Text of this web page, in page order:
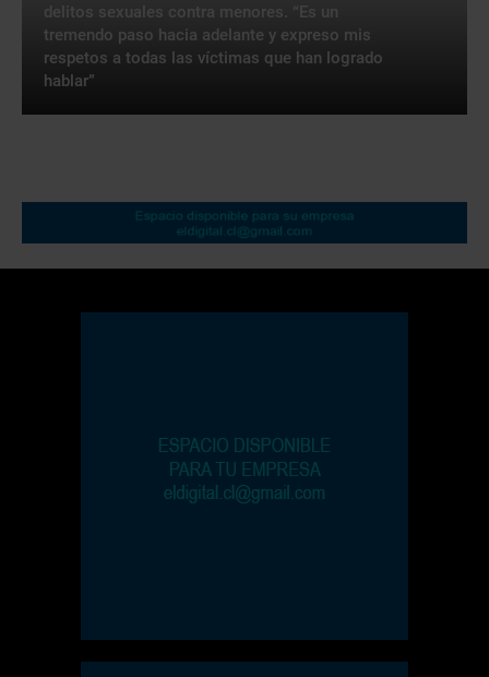
delitos sexuales contra menores. “Es un
tremendo paso hacia adelante y expreso mis
respetos a todas las víctimas que han logrado
hablar”